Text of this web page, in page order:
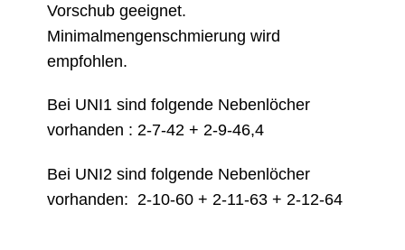
Vorschub geeignet.
Minimalmengenschmierung wird
empfohlen.
Bei UNI1 sind folgende Nebenlöcher
vorhanden : 2-7-42 + 2-9-46,4
Bei UNI2 sind folgende Nebenlöcher
vorhanden: 2-10-60 + 2-11-63 + 2-12-64